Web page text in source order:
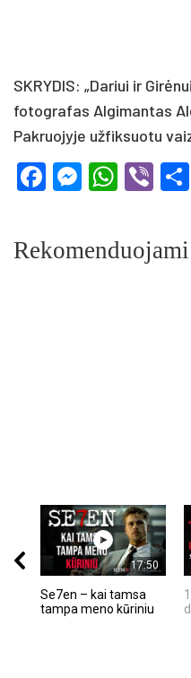
SKRYDIS: „Dariui ir
fotografas Algimantas
Pakruojyje užfiksuotu
Facebook
17:50
Se7en – kai tamsa
tampa meno kūriniu